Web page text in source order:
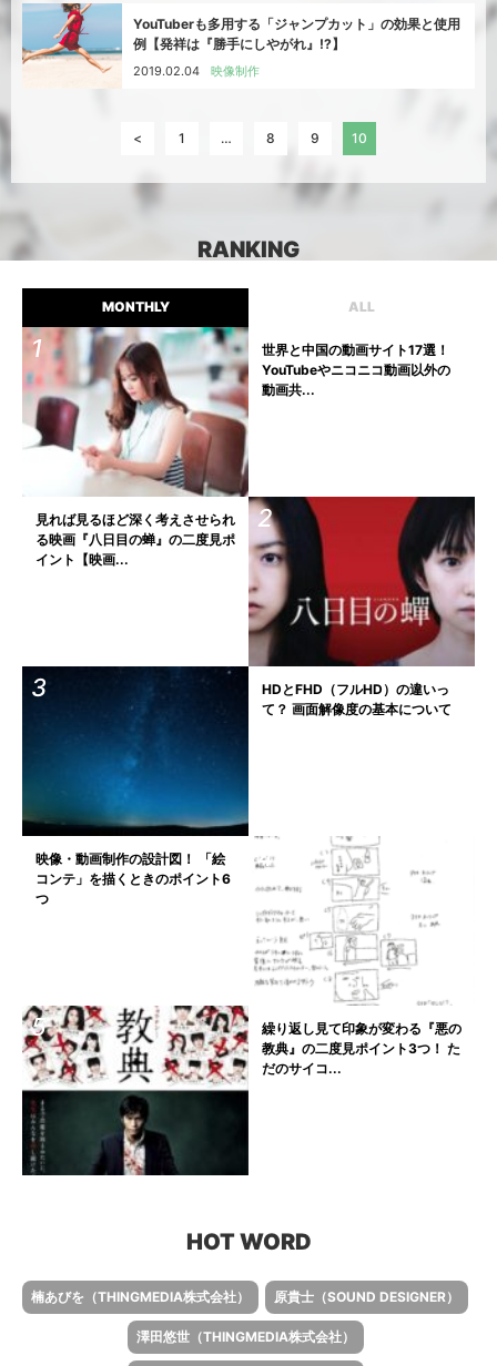
YouTuberも多用する「ジャンプカット」の効果と使用
例【発祥は『勝手にしやがれ』!?】
2019.02.04 映像制作
1 … 8 9 10
RANKING
MONTHLY ALL
世界と中国の動画サイト17選！
YouTubeやニコニコ動画以外の
動画共...
見れば見るほど深く考えさせられ
る映画『八日目の蝉』の二度見ポ
イント【映画...
HDとFHD（フルHD）の違いっ
て？ 画面解像度の基本について
映像・動画制作の設計図！ 「絵
コンテ」を描くときのポイント6
つ
繰り返し見て印象が変わる『悪の
教典』の二度見ポイント3つ！ た
だのサイコ...
HOT WORD
楠あびを（THINGMEDIA株式会社） 原貴士（SOUND DESIGNER）
澤田悠世（THINGMEDIA株式会社）